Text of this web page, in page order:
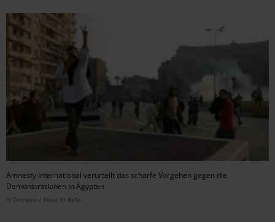
Amnesty International verurteilt das scharfe Vorgehen gegen die
Demonstrationen in Ägypten
© Demotix / Nour El Refai